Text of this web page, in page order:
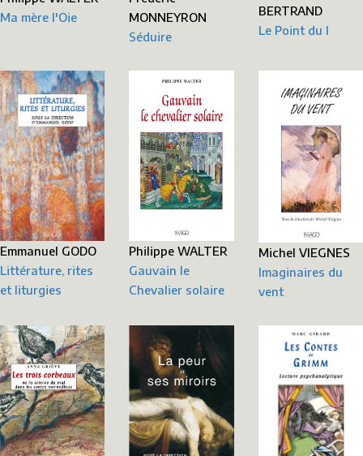
Ma mère l'Oie
MONNEYRON
Séduire
BERTRAND
Le Point du I
Emmanuel GODO
Littérature, rites
et liturgies
Philippe WALTER
Gauvain le
Chevalier solaire
Michel VIEGNES
Imaginaires du
vent